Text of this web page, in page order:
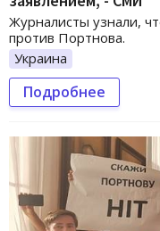
Журналисты узнали,
против Портнова.
Украина
Подробнее